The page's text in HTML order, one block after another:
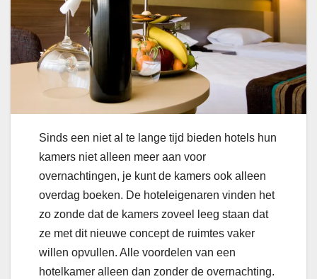
Sinds een niet al te lange tijd bieden hotels hun
kamers niet alleen meer aan voor
overnachtingen, je kunt de kamers ook alleen
overdag boeken. De hoteleigenaren vinden het
zo zonde dat de kamers zoveel leeg staan dat
ze met dit nieuwe concept de ruimtes vaker
willen opvullen. Alle voordelen van een
hotelkamer alleen dan zonder de overnachting.